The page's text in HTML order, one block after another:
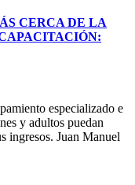
CERCA DE LA
especializado e
y adultos puedan
ingresos. Juan Manuel